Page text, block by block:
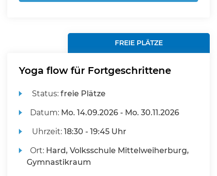
FREIE PLÄTZE
Yoga flow für Fortgeschrittene
Status:freie Plätze
Datum: Mo. 14.09.2026 - Mo. 30.11.2026
Uhrzeit:18:30 - 19:45 Uhr
Ort: Hard, Volksschule Mittelweiherburg,
Gymnastikraum